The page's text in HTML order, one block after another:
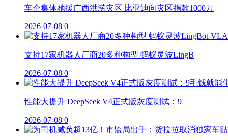
车企集体驰援广西洪涝灾区 比亚迪向灾区捐款1000万
2026-07-08 0
支持17家机器人厂商20多种构型 蚂蚁灵波LingB
2026-07-08 0
性能大提升 DeepSeek V4正式版灰度测试：9
2026-07-08 0